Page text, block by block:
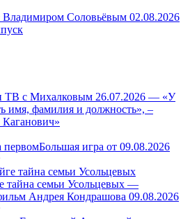
Владимиром Соловьёвым 02.08.2026
ТВ с Михалковым 26.07.2026 — «У
имя, фамилия и должность», –
Большая игра от 09.08.2026
тайна семьи Усольцевых —
Андрея Кондрашова 09.08.2026